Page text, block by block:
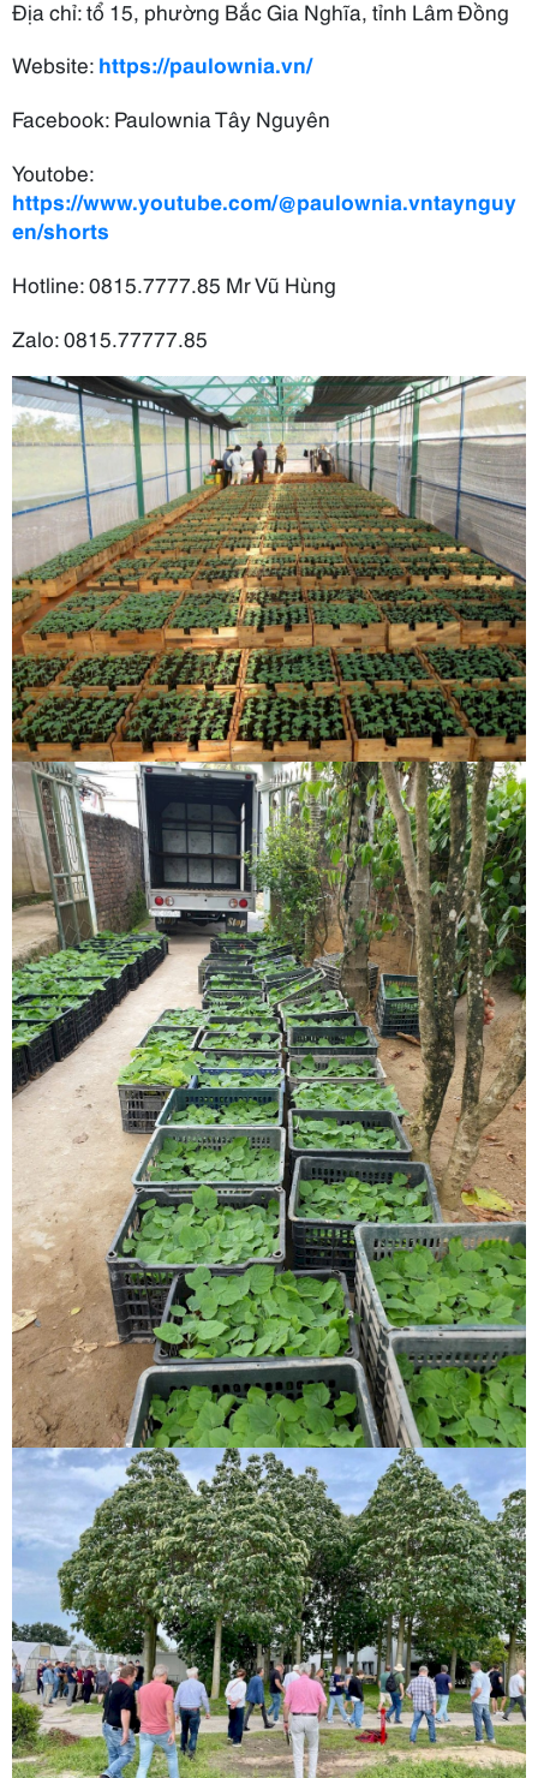
Địa chỉ: tổ 15, phường Bắc Gia Nghĩa, tỉnh Lâm Đồng
Website: https://paulownia.vn/
Facebook: Paulownia Tây Nguyên
Youtobe:
https://www.youtube.com/@paulownia.vntaynguy
en/shorts
Hotline: 0815.7777.85 Mr Vũ Hùng
Zalo: 0815.77777.85